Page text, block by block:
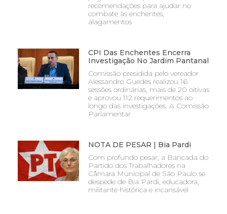
recomendações para ajudar no
combate às enchentes,
alagamentos
CPI Das Enchentes Encerra
Investigação No Jardim Pantanal
Comissão presidida pelo vereador
Alessandro Guedes realizou 16
sessões ordinárias, mais de 20 oitivas
e aprovou 112 requerimentos ao
longo das investigações. A Comissão
Parlamentar
NOTA DE PESAR | Bia Pardi
Com profundo pesar, a Bancada do
Partido dos Trabalhadores na
Câmara Municipal de São Paulo se
despede de Bia Pardi, educadora,
militante histórica e incansável